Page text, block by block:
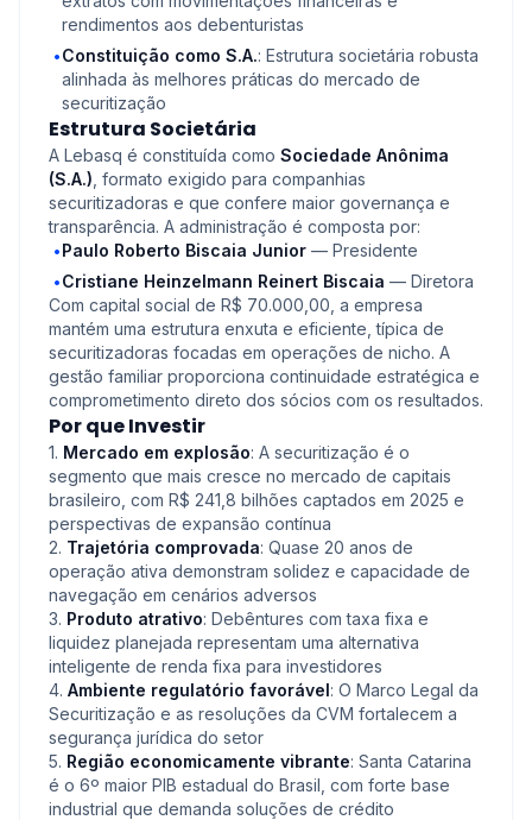
rendimentos aos debenturistas
• Constituição como S.A.: Estrutura societária robusta
alinhada às melhores práticas do mercado de
securitização
Estrutura Societária
A Lebasq é constituída como Sociedade Anônima
(S.A.) , formato exigido para companhias
securitizadoras e que confere maior governança e
transparência. A administração é composta por:
• Paulo Roberto Biscaia Junior — Presidente
• Cristiane Heinzelmann Reinert Biscaia — Diretora
Com capital social de R$ 70.000,00, a empresa
mantém uma estrutura enxuta e eficiente, típica de
securitizadoras focadas em operações de nicho. A
gestão familiar proporciona continuidade estratégica e
comprometimento direto dos sócios com os resultados.
Por que Investir
1. Mercado em explosão: A securitização é o
segmento que mais cresce no mercado de capitais
brasileiro, com R$ 241,8 bilhões captados em 2025 e
perspectivas de expansão contínua
2. Trajetória comprovada: Quase 20 anos de
operação ativa demonstram solidez e capacidade de
navegação em cenários adversos
3. Produto atrativo: Debêntures com taxa fixa e
liquidez planejada representam uma alternativa
inteligente de renda fixa para investidores
4. Ambiente regulatório favorável: O Marco Legal da
Securitização e as resoluções da CVM fortalecem a
segurança jurídica do setor
5. Região economicamente vibrante: Santa Catarina
é o 6º maior PIB estadual do Brasil, com forte base
industrial que demanda soluções de crédito